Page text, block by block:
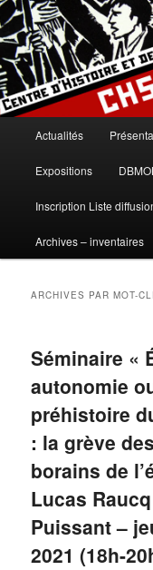
Aller
au
contenu
principal
Aller
au
contenu
secondaireCentre
des
histoire, gauches,
trotskysme, anarchisme,
principal
Actualités
Expositions
Inscription Liste
Archives – inventaires
ARCHIVES PAR MOT-
Séminaire «
autonomie
préhistoire
: la grève
borains de
Lucas
Puissant –
2021 (18h-